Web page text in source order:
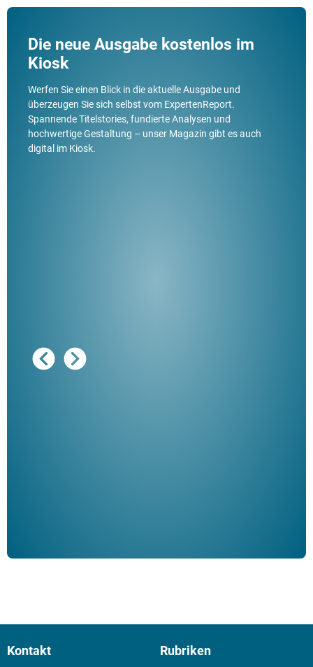
Die neue Ausgabe kostenlos im
Kiosk
Werfen Sie einen Blick in die aktuelle Ausgabe und
überzeugen Sie sich selbst vom ExpertenReport.
Spannende Titelstories, fundierte Analysen und
hochwertige Gestaltung – unser Magazin gibt es auch
digital im Kiosk.
Kontakt Rubriken